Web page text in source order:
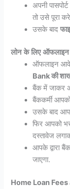
अपनी
तो उसे पूरा
उसके बाद
लोन के लिए ऑफलाइन
ऑफलाइन
Bank की
बैंक में जाकर
बैंककर्मी
उसके बाद
फिर आपको
दस्तावेज
आपके द्वारा
जाएगा.
Home Loan